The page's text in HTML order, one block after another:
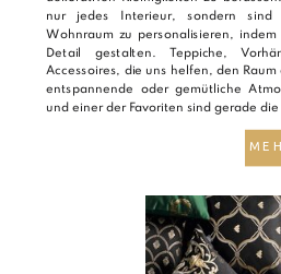
nur jedes Interieur, sondern sind
Wohnraum zu personalisieren,
Detail gestalten. Teppiche,
Accessoires, die uns helfen, den
entspannende oder gemütliche
und einer der Favoriten sind gerade